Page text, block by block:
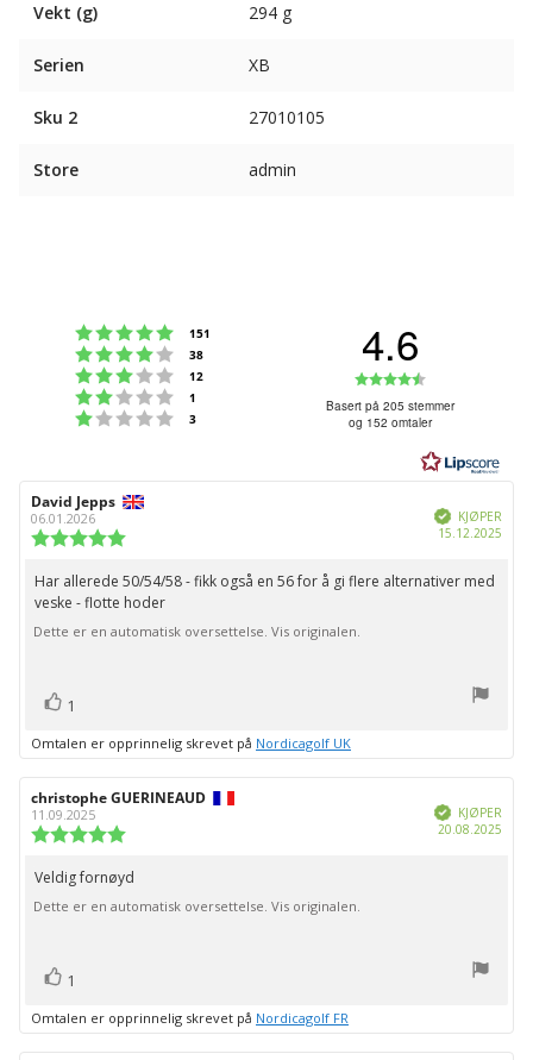
Vekt (g) 294 g
Serien XB
Sku 2 27010105
Store admin
Karakter: 5 av 5 mulige
151
Karakter: 4 av 5 mulige
38
Karakter: 3 av 5 mulige
12
Karakter: 2 av 5 mulige
1
Karakter: 1 av 5 mulige
3
4.6
4.6
av
5
Basert på 205 stemmer
og 152 omtaler
Forfatter:
David Jepps
06.01.2026
av
5
mulige
VerifisertKJØPER
15.12.2025
Omtaletekst:
Har allerede 50/54/58 - fikk også en 56 for å gi flere alternativer med
veske - flotte hoder
Dette er en automatisk oversettelse. Vis originalen.
Liker
1
Omtalen er opprinnelig skrevet på Nordicagolf UK
Forfatter:
christophe GUERINEAUD
11.09.2025
av
5
mulige
VerifisertKJØPER
20.08.2025
Omtaletekst:
Veldig fornøyd
Dette er en automatisk oversettelse. Vis originalen.
Liker
1
Omtalen er opprinnelig skrevet på Nordicagolf FR